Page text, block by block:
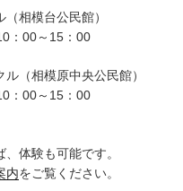
相模台公民館）
：00～15：00
（相模原中央公民館）
：00～15：00
体験も可能です。
内をご覧ください。